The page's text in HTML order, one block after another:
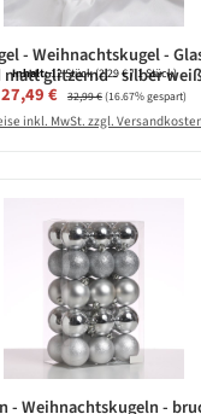
- Weihnachtskugel -
matt glitzernd - silber
Inhalt:12 Stück(2,29 € / 1 Stück)
Verkaufspreis:
27,49 € Regulärer Preis:
32,99 €(16.67% gespart)
inkl. MwSt. zzgl.
- Weihnachtskugeln -